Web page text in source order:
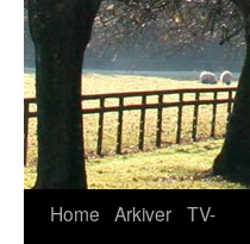
Home Arkiver TV-